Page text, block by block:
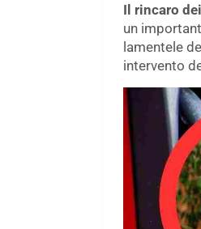
Il rincaro
un
lamentele
intervento